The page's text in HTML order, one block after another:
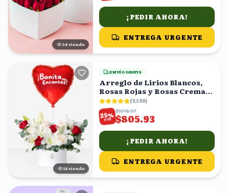
24 viendo
¡PEDIR AHORA!
ENTREGA URGENTE
15 viendo
ENVÍO GRATIS
Arreglo de Lirios Blancos,
Rosas Rojas y Rosas Crema
en Caja con Globo
(3,530)
25%
OFF
$1074.57
$805.93
¡PEDIR AHORA!
ENTREGA URGENTE